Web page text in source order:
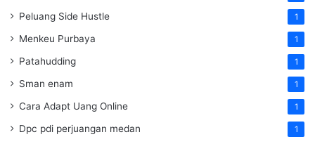
Peluang Side Hustle 1
Menkeu Purbaya 1
Patahudding 1
Sman enam 1
Cara Adapt Uang Online 1
Dpc pdi perjuangan medan 1